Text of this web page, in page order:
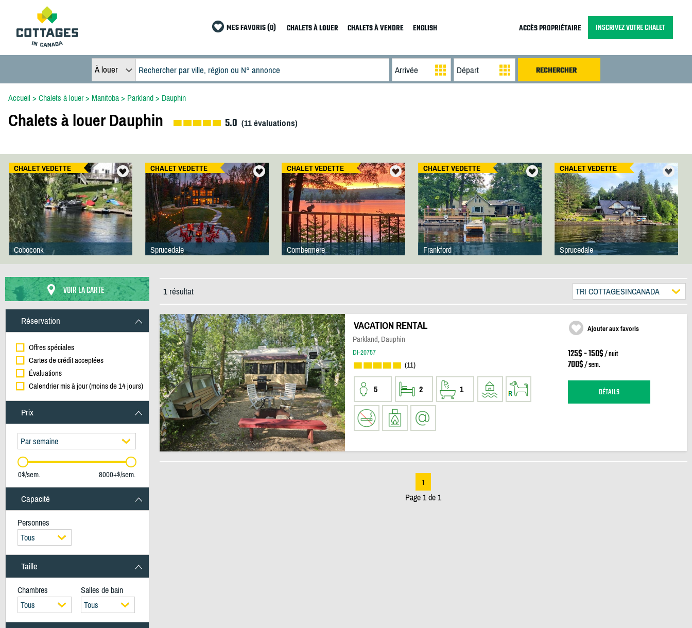
MES FAVORIS (0) CHALETS À LOUER CHALETS À VENDRE ENGLISH ACCÈS PROPRIÉTAIRE INSCRIVEZ VOTRE CHALET
À louer
Accueil> Chalets à louer> Manitoba> Parkland> Dauphin
Chalets à louer Dauphin 5.0 (11évaluations)
CHALET VEDETTE
Coboconk
CHALET VEDETTE
Sprucedale
CHALET VEDETTE
Combermere
CHALET VEDETTE
Frankford
CHALET VEDETTE
Sprucedale
VOIR LA CARTE
Réservation
Offres spéciales
Cartes de crédit acceptées
Évaluations
Calendrier mis à jour (moins de 14 jours)
Prix
Par semaine
0$/sem. 8000+$/sem.
Capacité
Personnes
Tous
Taille
Chambres
Salles de bain
Tous
Tous
1 résultat TRI COTTAGESINCANADA
VACATION RENTAL
Parkland, Dauphin
DI-20757
(11)
5 2 1
Ajouter aux favoris
125$ - 150$/ nuit
700$/ sem.
DÉTAILS
1
Page 1 de 1